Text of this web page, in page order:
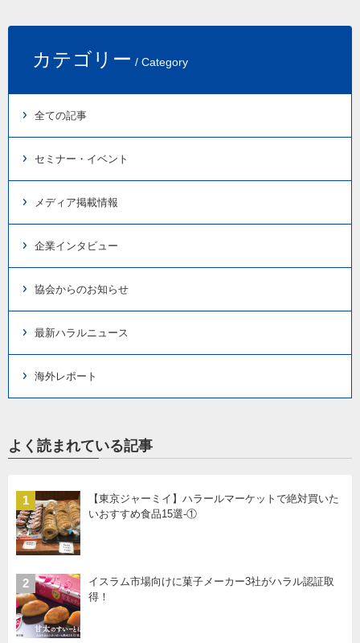
カテゴリー / Category
全ての記事
セミナー・イベント
メディア掲載情報
企業インタビュー
協会からのお知らせ
最新ハラルニュース
海外レポート
よく読まれている記事
1
【東京ジャーミイ】ハラールマーケットで絶対買いた
いおすすめ食品15選-①
2
イスラム市場向けに菓子メーカー3社がハラル認証取
得！